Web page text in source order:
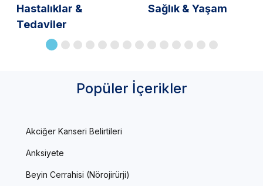
Hastalıklar &
Tedaviler
Sağlık & Yaşam
Popüler İçerikler
Akciğer Kanseri Belirtileri
Anksiyete
Beyin Cerrahisi (Nörojirürji)